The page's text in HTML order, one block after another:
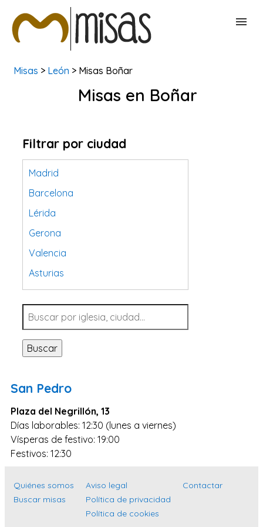
BUSCAR MISAS
Misas > León > Misas Boñar
Misas en Boñar
Filtrar por ciudad
Madrid
Barcelona
Lérida
Gerona
Valencia
Asturias
Tarragona
Navarra
Valladolid
Sevilla
Santa Cruz de Tenerife
Cantabria
Islas Baleares
Las Palmas
Buscar
San Pedro
Plaza del Negrillón, 13
Días laborables: 12:30 (lunes a viernes)
Vísperas de festivo: 19:00
Festivos: 12:30
Quiénes somos
Buscar misas
Aviso legal
Política de privacidad
Política de cookies
Contactar